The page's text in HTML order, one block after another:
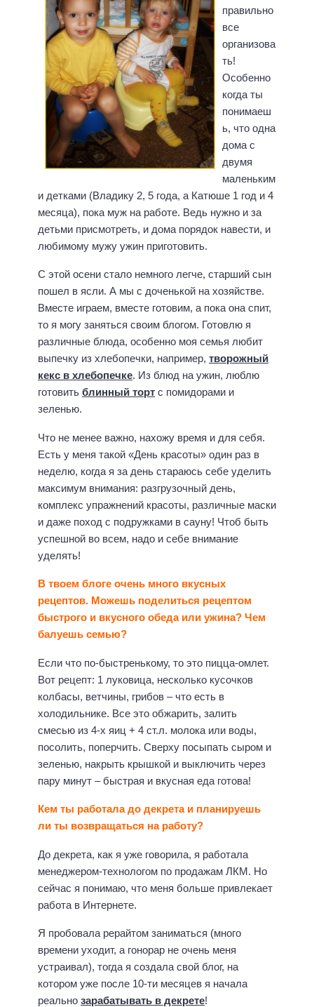
правильно
все
организова
ть!
Особенно
когда ты
понимаеш
ь, что одна
дома с
двумя
маленьким
и детками (Владику 2, 5 года, а Катюше 1 год и 4
месяца), пока муж на работе. Ведь нужно и за
детьми присмотреть, и дома порядок навести, и
любимому мужу ужин приготовить.
С этой осени стало немного легче, старший сын
пошел в ясли. А мы с доченькой на хозяйстве.
Вместе играем, вместе готовим, а пока она спит,
то я могу заняться своим блогом. Готовлю я
различные блюда, особенно моя семья любит
выпечку из хлебопечки, например, творожный
кекс в хлебопечке. Из блюд на ужин, люблю
готовить блинный торт с помидорами и
зеленью.
Что не менее важно, нахожу время и для себя.
Есть у меня такой «День красоты» один раз в
неделю, когда я за день стараюсь себе уделить
максимум внимания: разгрузочный день,
комплекс упражнений красоты, различные маски
и даже поход с подружками в сауну! Чтоб быть
успешной во всем, надо и себе внимание
уделять!
В твоем блоге очень много вкусных
рецептов. Можешь поделиться рецептом
быстрого и вкусного обеда или ужина? Чем
балуешь семью?
Если что по-быстренькому, то это пицца-омлет.
Вот рецепт: 1 луковица, несколько кусочков
колбасы, ветчины, грибов – что есть в
холодильнике. Все это обжарить, залить
смесью из 4-х яиц + 4 ст.л. молока или воды,
посолить, поперчить. Сверху посыпать сыром и
зеленью, накрыть крышкой и выключить через
пару минут – быстрая и вкусная еда готова!
Кем ты работала до декрета и планируешь
ли ты возвращаться на работу?
До декрета, как я уже говорила, я работала
менеджером-технологом по продажам ЛКМ. Но
сейчас я понимаю, что меня больше привлекает
работа в Интернете.
Я пробовала рерайтом заниматься (много
времени уходит, а гонорар не очень меня
устраивал), тогда я создала свой блог, на
котором уже после 10-ти месяцев я начала
реально зарабатывать в декрете!